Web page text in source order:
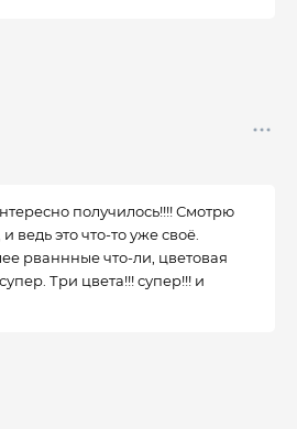
получилось!!!! Смотрю
ведь это что-то уже своё.
рваннные что-ли, цветовая
Три цвета!!! супер!!! и